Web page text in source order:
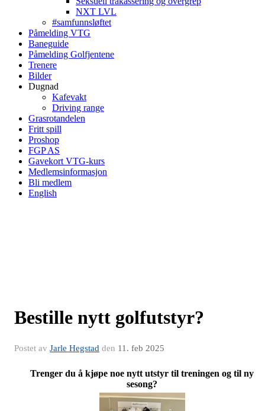
NXT LVL
#samfunnsløftet
Påmelding VTG
Baneguide
Påmelding Golfjentene
Trenere
Bilder
Dugnad
Kafevakt
Driving range
Grasrotandelen
Fritt spill
Proshop
FGP AS
Gavekort VTG-kurs
Medlemsinformasjon
Bli medlem
English
Bestille nytt golfutstyr?
Postet av Jarle Hegstad den 11. feb 2025
Trenger du å kjøpe noe nytt utstyr til treningen og til ny
sesong?